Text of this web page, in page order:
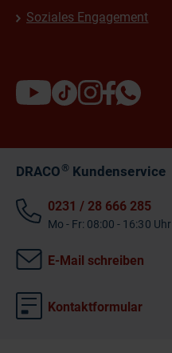
Soziales Engagement
DRACO®Kundenservice
0231 / 28 666 285
Mo - Fr: 08:00 - 16:30 Uhr
E-Mail schreiben
Kontaktformular